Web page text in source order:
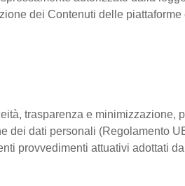
dei Contenuti delle
trasparenza e minimizzazione,
dei dati personali (Regolamento
provvedimenti attuativi adottati